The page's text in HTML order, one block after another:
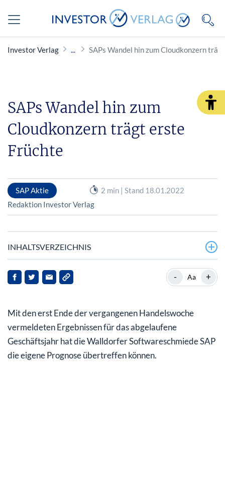
Investor Verlag SAPs Wandel hin zum Cloudkonzern
SAPs Wandel hin zum
Cloudkonzern trägt erste
Früchte
SAP Aktie
2 min | Stand 18.01.2022
Redaktion Investor Verlag
INHALTSVERZEICHNIS
Cloud-Wandel gelingt
Geplanter Aktienrückkauf bei SAP
Aussichten für 2022 laut Analysten eher mau
Langfristig hat die Aktie weiterhin Potenzial
- Aa +
Mit den erst Ende der vergangenen Handelswoche
vermeldeten Ergebnissen für das abgelaufene
Geschäftsjahr hat die Walldorfer Softwareschmiede SAP
die eigene Prognose übertreffen können.